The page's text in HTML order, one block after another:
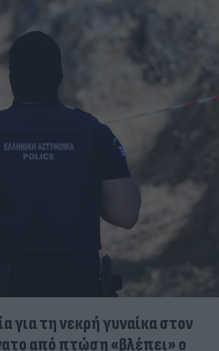
για τη νεκρή γυναίκα στον
από πτώση «βλέπει» ο